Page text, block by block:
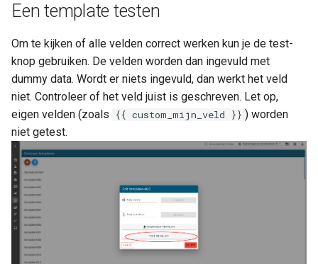
Een template testen
Om te kijken of alle velden correct werken kun je de test-
knop gebruiken. De velden worden dan ingevuld met
dummy data. Wordt er niets ingevuld, dan werkt het veld
niet. Controleer of het veld juist is geschreven. Let op,
eigen velden (zoals
{{ custom_mijn_veld }} ) worden
niet getest.